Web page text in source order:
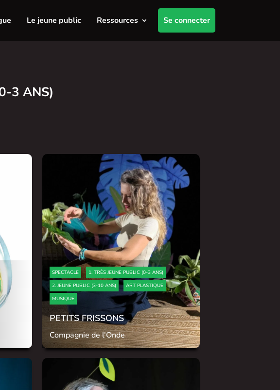
Le jeune public Ressources Se connecter
3 ANS)
SPECTACLE
1. TRÈS JEUNE PUBLIC (0-3 ANS)
2. JEUNE PUBLIC (3-10 ANS)
ART PLASTIQUE
MUSIQUE
PETITS FRISSONS
Compagnie de l'Onde